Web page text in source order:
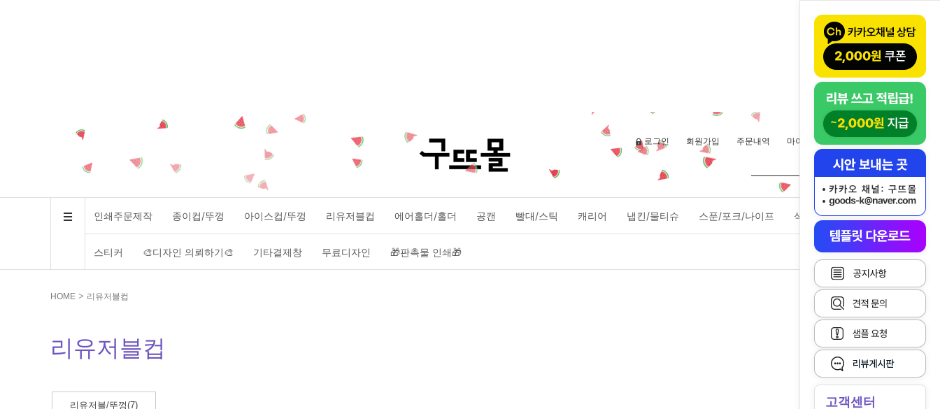
고객센터
로그인 회원가입 주문내역 마이페이지
인쇄주문제작 종이컵/뚜껑 아이스컵/뚜껑 리유저블컵 에어홀더/홀더 공캔 빨대/스틱 캐리어 냅킨/물티슈 스푼/포크/나이프 식품포장용기
스티커 🎨디자인 의뢰하기🎨 기타결제창 무료디자인 🎁판촉물 인쇄🎁
HOME > 리유저블컵
리유저블컵
리유저블/뚜껑(7)